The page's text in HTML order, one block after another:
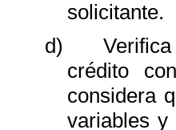
solicitante.
d)
crédito
considera
variables y